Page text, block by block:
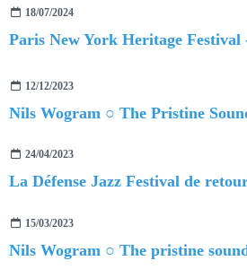
18/07/2024
Paris New York Heritage Festival
12/12/2023
Nils Wogram ○ The Pristine
24/04/2023
15/03/2023
Nils Wogram ○ The pristine